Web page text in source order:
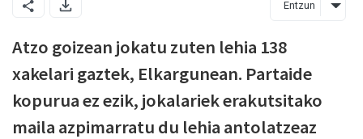
Entzun
Atzo goizean jokatu zuten lehia 138
xakelari gaztek, Elkargunean. Partaide
kopurua ez ezik, jokalariek erakutsitako
maila azpimarratu du lehia antolatzeaz